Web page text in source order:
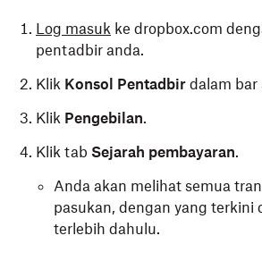
Log masuk ke dropbox.com
pentadbir anda.
Klik Konsol Pentadbir dalam bar
Klik Pengebilan.
Klik tab Sejarah pembayaran.
Anda akan melihat semua
pasukan, dengan yang terkini
terlebih dahulu.